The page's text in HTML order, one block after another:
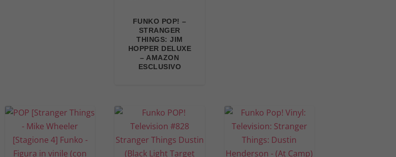
FUNKO POP! –
STRANGER
THINGS: JIM
HOPPER DELUXE
– AMAZON
ESCLUSIVO